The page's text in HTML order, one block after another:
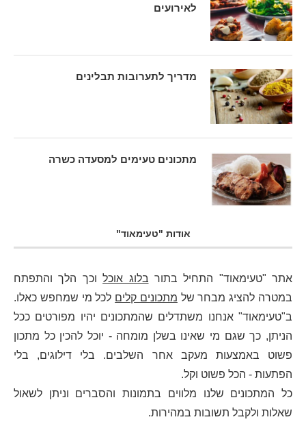
לאירועים
מדריך לתערובות תבלינים
מתכונים טעימים למסעדה כשרה
אודות "טעימאוד"
אתר "טעימאוד" התחיל בתור בלוג אוכלוכך הלך והתפתח
במטרה להציג מבחר של מתכונים קלים לכל מי שמחפש כאלו.
ב"טעימאוד" אנחנו משתדלים שהמתכונים יהיו מפורטים ככל
הניתן, כך שגם מי שאינו בשלן מומחה - יוכל להכין כל מתכון
פשוט באמצעות מעקב אחר השלבים. בלי דילוגים, בלי
הפתעות - הכל פשוט וקל.
כל המתכונים שלנו מלווים בתמונות והסברים וניתן לשאול
שאלות ולקבל תשובות במהירות.